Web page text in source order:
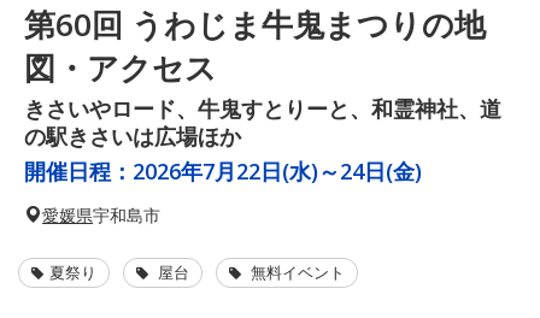
第60回 うわじま牛鬼まつりの地
図・アクセス
きさいやロード、牛鬼すとりーと、和霊神社、道
の駅きさいは広場ほか
開催日程： 2026年7月22日(水)～24日(金)
愛媛県宇和島市
夏祭り 屋台 無料イベント